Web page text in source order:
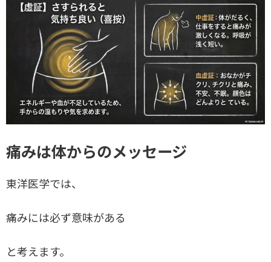
痛みは体からのメッセージ
東洋医学では、
痛みには必ず意味がある
と考えます。